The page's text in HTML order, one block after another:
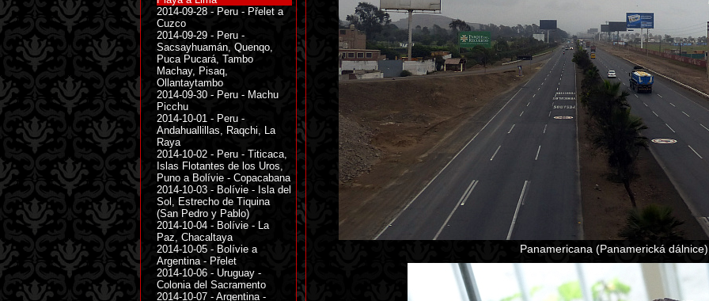
Panamericana (Panamerická
2014-09-28 - Peru - Přelet a
Cuzco
2014-09-29 - Peru -
Sacsayhuamán, Quenqo,
Puca Pucará, Tambo
Machay, Pisaq,
Ollantaytambo
2014-09-30 - Peru - Machu
Picchu
2014-10-01 - Peru -
Andahuallillas, Raqchi, La
Raya
2014-10-02 - Peru - Titicaca,
Islas Flotantes de los Uros,
Puno a Bolívie - Copacabana
2014-10-03 - Bolívie - Isla del
Sol, Estrecho de Tiquina
(San Pedro y Pablo)
2014-10-04 - Bolívie - La
Paz, Chacaltaya
2014-10-05 - Bolívie a
Argentina - Přelet
2014-10-06 - Uruguay -
Colonia del Sacramento
2014-10-07 - Argentina -